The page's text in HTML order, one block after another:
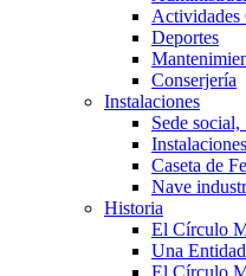
Actividades
Deportes
Conserjería
Instalaciones
Sede social,
Caseta de
Nave
Historia
El Círculo
Una
El Círculo